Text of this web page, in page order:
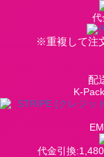
代
※重複して注
配
K-
代金引換